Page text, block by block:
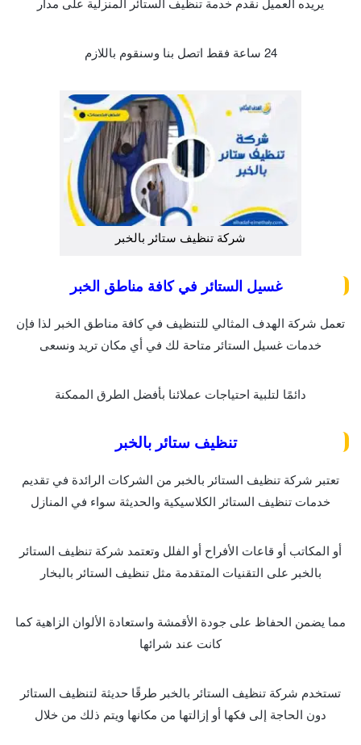
24 ساعة فقط اتصل بنا وسنقوم باللازم
شركة تنظيف ستائر بالخبر
غسيل الستائر في كافة مناطق الخبر
تعمل شركة الهدف المثالي للتنظيف في كافة مناطق الخبر لذا فإن
خدمات غسيل الستائر متاحة لك في أي مكان تريد ونسعى
دائمًا لتلبية احتياجات عملائنا بأفضل الطرق الممكنة
تنظيف ستائر بالخبر
تعتبر شركة تنظيف الستائر بالخبر من الشركات الرائدة في تقديم
خدمات تنظيف الستائر الكلاسيكية والحديثة سواء في المنازل
أو المكاتب أو قاعات الأفراح أو الفلل وتعتمد شركة تنظيف الستائر
بالخبر على التقنيات المتقدمة مثل تنظيف الستائر بالبخار
مما يضمن الحفاظ على جودة الأقمشة واستعادة الألوان الزاهية كما
كانت عند شرائها
تستخدم شركة تنظيف الستائر بالخبر طرقًا حديثة لتنظيف الستائر
دون الحاجة إلى فكها أو إزالتها من مكانها ويتم ذلك من خلال